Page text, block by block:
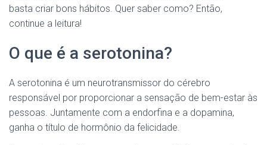
basta criar bons hábitos. Quer saber como? Então,
continue a leitura!
O que é a serotonina?
A serotonina é um neurotransmissor do cérebro
responsável por proporcionar a sensação de bem-estar às
pessoas. Juntamente com a endorfina e a dopamina,
ganha o título de hormônio da felicidade.